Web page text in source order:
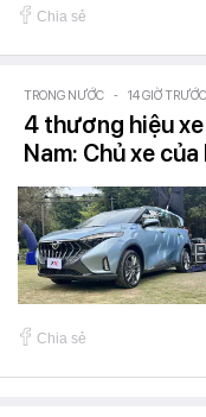
Chia sẻ
TRONG NƯỚC - 14 GIỜ TRƯỚC
4 thương hiệu
Nam: Chủ xe
Chia sẻ